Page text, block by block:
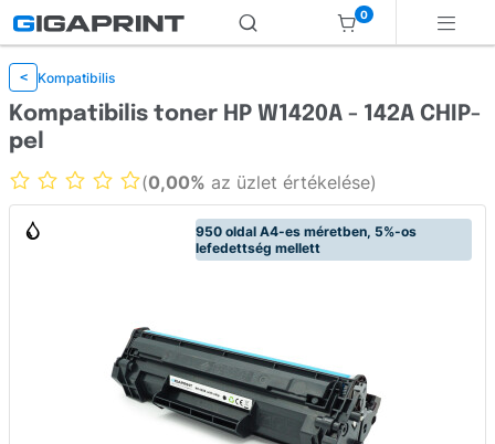
0
< Kompatibilis
950 oldal A4-es méretben, 5%-os
lefedettség mellett
Kompatibilis toner HP W1420A - 142A CHIP-
pel
(0,00% az üzlet értékelése)